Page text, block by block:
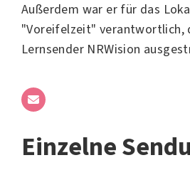
Außerdem war er für das
"Voreifelzeit" verantwortlich,
Lernsender NRWision
Einzelne